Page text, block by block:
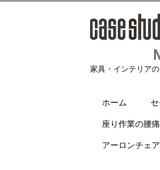
家具・インテリア
ホーム
座り作業の腰
アーロンチェ